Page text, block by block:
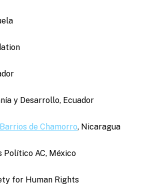
y Desarrollo, Ecuador
de Chamorro, Nicaragua
Político AC, México
for Human Rights